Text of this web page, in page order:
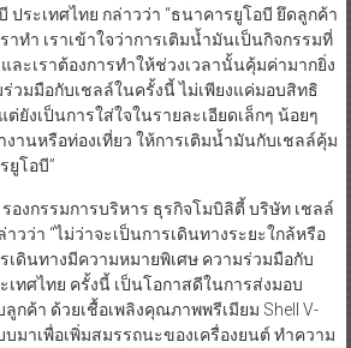
ประเทศไทย กล่าวว่า “ธนาคารยูโอบี ยึดลูกค้า
าทำ เราเข้าใจว่าการเติมน้ำมันเป็นกิจกรรมที่
ละเราต้องการทำให้ช่วงเวลานั้นคุ้มค่ามากยิ่ง
วมมือกับเชลล์ในครั้งนี้ ไม่เพียงแค่มอบสิทธิ
ยังเป็นการใส่ใจในรายละเอียดเล็กๆ น้อยๆ
งานหรือท่องเที่ยว ให้การเติมน้ำมันกับเชลล์คุ้ม
ยูโอบี”
องกรรมการบริหาร ธุรกิจโมบิลิตี้ บริษัท เชลล์
วว่า “ไม่ว่าจะเป็นการเดินทางระยะใกล้หรือ
เดินทางมีความหมายพิเศษ ความร่วมมือกับ
ทศไทย ครั้งนี้ เป็นโอกาสดีในการส่งมอบ
กค้า ด้วยเชื้อเพลิงคุณภาพพรีเมียม Shell V-
มาเพื่อเพิ่มสมรรถนะของเครื่องยนต์ ทำความ